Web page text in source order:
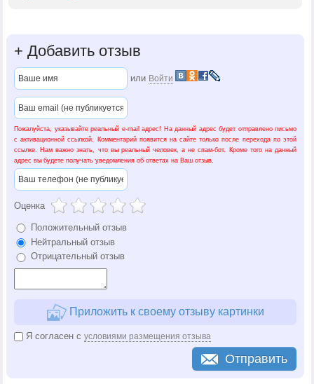
+ Добавить отзыв
или Войти
Пожалуйста, указывайте реальный e-mail адрес! На данный адрес будет отправлено письмо
с активационной ссылкой. Комментарий появится на сайте только после перехода по этой
ссылке. Нам важно знать, что вы реальный человек, а не спам-бот. Кроме того на данный
адрес вы будете получать уведомления об ответах на Ваш отзыв.
Оценка
Положительный отзыв
Нейтральный отзыв
Отрицательный отзыв
Приложить к своему отзыву картинки
Я согласен с условиями размещения отзыва
Отправить